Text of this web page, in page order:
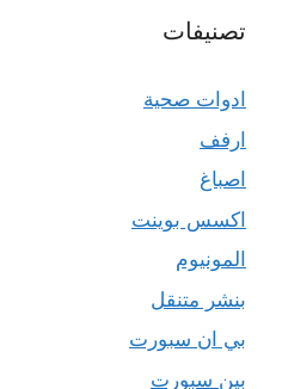
تصنيفات
ادوات صحية
ارفف
اصباغ
اكسس بوينت
المونيوم
بنشر متنقل
بي ان سبورت
بين سبورت